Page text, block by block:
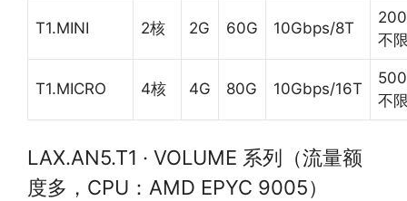
T1.MINI 2核 2G 60G 10Gbps/8T
不
T1.MICRO 4核 4G 80G 10Gbps/16T
不
LAX.AN5.T1 · VOLUME 系列（流量额
度多，CPU：AMD EPYC 9005）